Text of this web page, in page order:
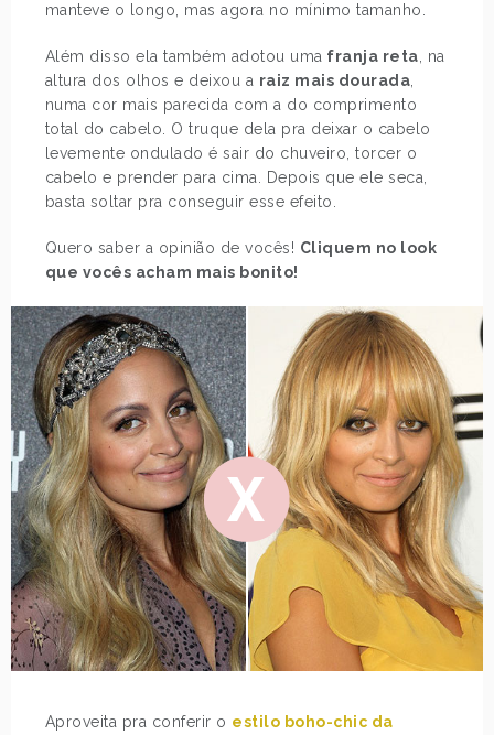
manteve o longo, mas agora no mínimo tamanho.
Além disso ela também adotou uma franja reta , na
altura dos olhos e deixou a raiz mais dourada
numa cor mais parecida com a do comprimento
total do cabelo. O truque dela pra deixar o cabelo
levemente ondulado é sair do chuveiro, torcer o
cabelo e prender para cima. Depois que ele seca,
basta soltar pra conseguir esse efeito.
Quero saber a opinião de vocês! Cliquem no look
que vocês acham mais bonito!
Aproveita pra conferir o estilo boho-chic da